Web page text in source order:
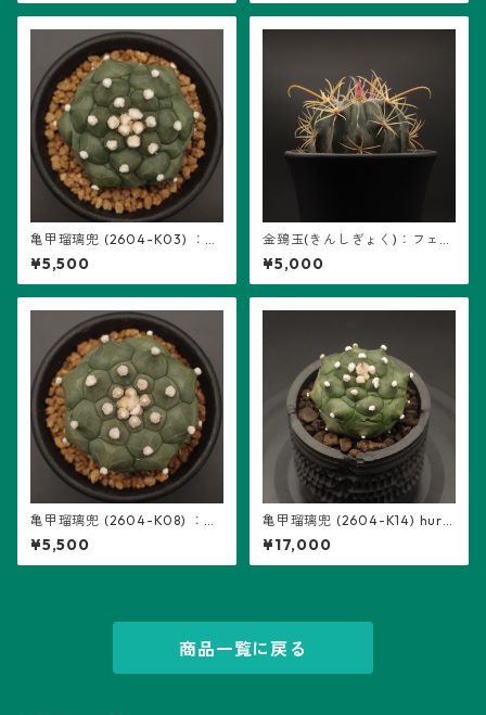
亀甲瑠璃兜 (2604-K03) ：ア
ストロフィツム属 ※実生
¥5,500
金鵄玉(きんしぎょく)：フェロ
カクタス属 (B07) ※実生
¥5,000
亀甲瑠璃兜 (2604-K08) ：ア
ストロフィツム属 ※実生
¥5,500
亀甲瑠璃兜 (2604-K14) hure
som鉢入り：アストロフィツ
ム属 ※実生
¥17,000
商品一覧に戻る